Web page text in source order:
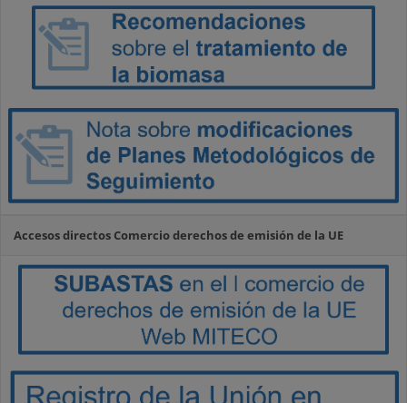
Accesos directos Comercio derechos de emisión de la UE